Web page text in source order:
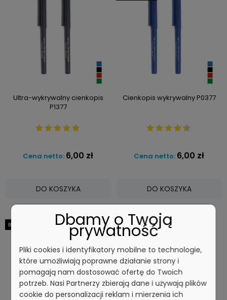
Ultra-wykrywalny cienkopis
P1377
Cena netto: 6,00 zł
DO KOSZYKA
Cienkopis wykrywalny P0377
Cena netto: 6,00 zł
DO KOSZYKA
BESTSELLER Dbamy o Twoją
prywatność
Pliki cookies i identyfikatory mobilne to technologie,
które umożliwiają poprawne działanie strony i
pomagają nam dostosować ofertę do Twoich
potrzeb. Nasi Partnerzy zbierają dane i używają plików
cookie do personalizacji reklam i mierzenia ich